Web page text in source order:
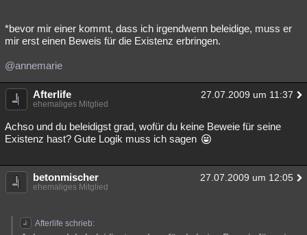
*bevor mir einer kommt, dass ich irgendwenn beleidige, muss er
mir erst einen Beweis für die Existenz erbringen.
@annemarie
Afterlife 27.07.2009 um 11:37
ehemaliges Mitglied
Achso und du beleidigst grad, wofür du keine Beweie für seine
Existenz hast? Gute Logik muss ich sagen
betonmischer 27.07.2009 um 12:05
ehemaliges Mitglied
Afterlife schrieb: